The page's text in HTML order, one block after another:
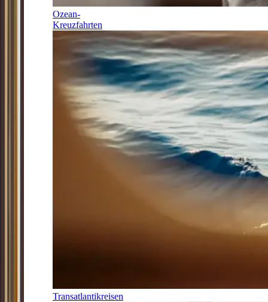
Ozean-
Kreuzfahrten
Transatlantikreisen